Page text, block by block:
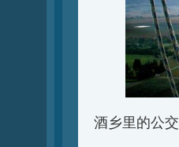
酒乡里的公